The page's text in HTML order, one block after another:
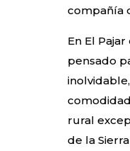
compañía
En El
pensado
rural
de la